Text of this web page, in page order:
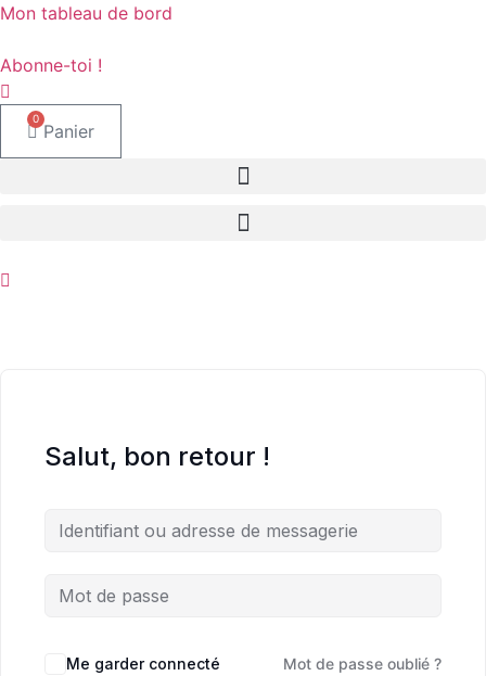
Aller
contenu
Mon tableau de bord
Abonne-toi !
0
Panier
Salut, bon retour !
Me garder connecté Mot de passe oublié ?